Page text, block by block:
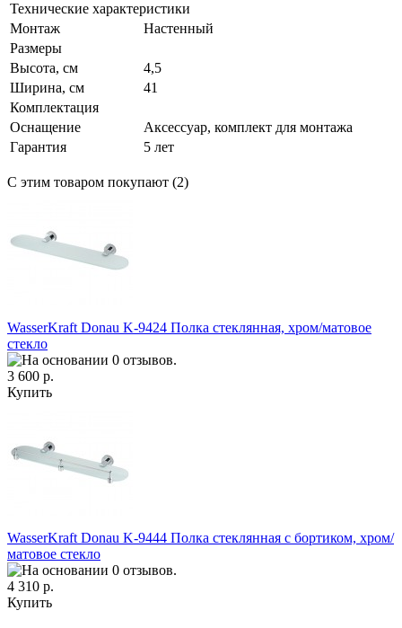
Технические характеристики
Монтаж
Настенный
Размеры
Высота, см
4,5
Ширина, см
41
Комплектация
Оснащение
Аксессуар, комплект для монтажа
Гарантия
5 лет
С этим товаром покупают (2)
WasserKraft Donau K-9424 Полка стеклянная, хром/матовое
стекло
3 600 р.
Купить
WasserKraft Donau K-9444 Полка стеклянная с бортиком, хром/
матовое стекло
4 310 р.
Купить